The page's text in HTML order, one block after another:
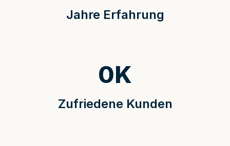
Jahre Erfahrung
Zufriedene Kunden
0K